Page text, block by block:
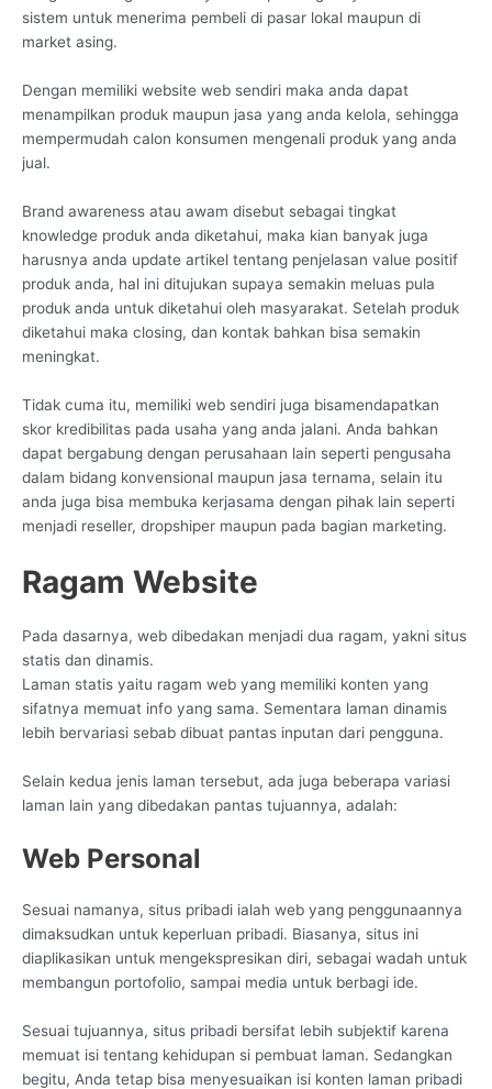
sistem untuk menerima pembeli di pasar lokal maupun di
market asing.
Dengan memiliki website web sendiri maka anda dapat
menampilkan produk maupun jasa yang anda kelola, sehingga
mempermudah calon konsumen mengenali produk yang anda
jual.
Brand awareness atau awam disebut sebagai tingkat
knowledge produk anda diketahui, maka kian banyak juga
harusnya anda update artikel tentang penjelasan value positif
produk anda, hal ini ditujukan supaya semakin meluas pula
produk anda untuk diketahui oleh masyarakat. Setelah produk
diketahui maka closing, dan kontak bahkan bisa semakin
meningkat.
Tidak cuma itu, memiliki web sendiri juga bisamendapatkan
skor kredibilitas pada usaha yang anda jalani. Anda bahkan
dapat bergabung dengan perusahaan lain seperti pengusaha
dalam bidang konvensional maupun jasa ternama, selain itu
anda juga bisa membuka kerjasama dengan pihak lain seperti
menjadi reseller, dropshiper maupun pada bagian marketing.
Ragam Website
Pada dasarnya, web dibedakan menjadi dua ragam, yakni situs
statis dan dinamis.
Laman statis yaitu ragam web yang memiliki konten yang
sifatnya memuat info yang sama. Sementara laman dinamis
lebih bervariasi sebab dibuat pantas inputan dari pengguna.
Selain kedua jenis laman tersebut, ada juga beberapa variasi
laman lain yang dibedakan pantas tujuannya, adalah:
Web Personal
Sesuai namanya, situs pribadi ialah web yang penggunaannya
dimaksudkan untuk keperluan pribadi. Biasanya, situs ini
diaplikasikan untuk mengekspresikan diri, sebagai wadah untuk
membangun portofolio, sampai media untuk berbagi ide.
Sesuai tujuannya, situs pribadi bersifat lebih subjektif karena
memuat isi tentang kehidupan si pembuat laman. Sedangkan
begitu, Anda tetap bisa menyesuaikan isi konten laman pribadi